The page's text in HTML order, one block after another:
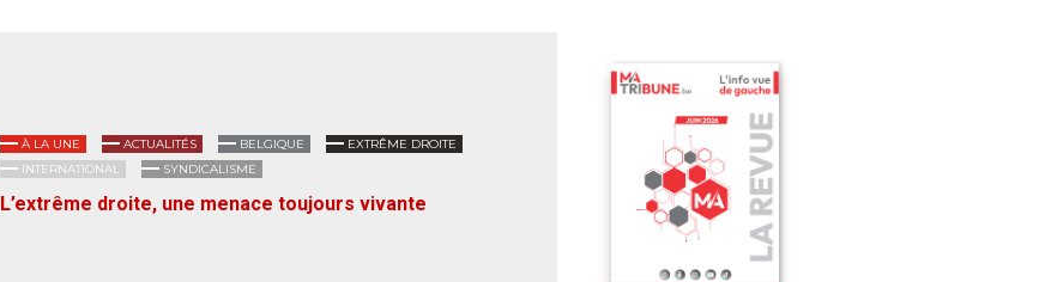
À LA UNE ACTUALITÉS BELGIQUE
EXTRÊME DROITE
INTERNATIONAL
SYNDICALISME
L’extrême droite, une menace toujours vivante